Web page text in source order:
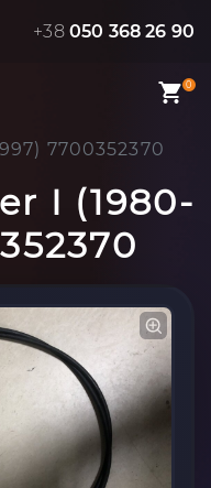
+38 050 368 26 90
0
7700352370
I (1980-